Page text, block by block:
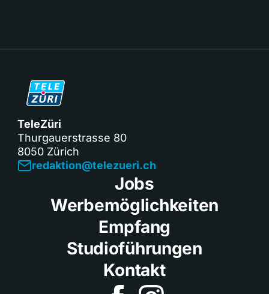
TeleZüri
Thurgauerstrasse 80
8050 Zürich
redaktion@telezueri.ch
Jobs
Werbemöglichkeiten
Empfang
Studioführungen
Kontakt